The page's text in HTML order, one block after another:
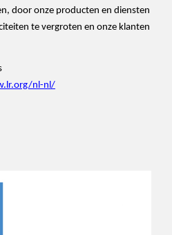
door onze producten en diensten
te vergroten en onze klanten
nl-nl/